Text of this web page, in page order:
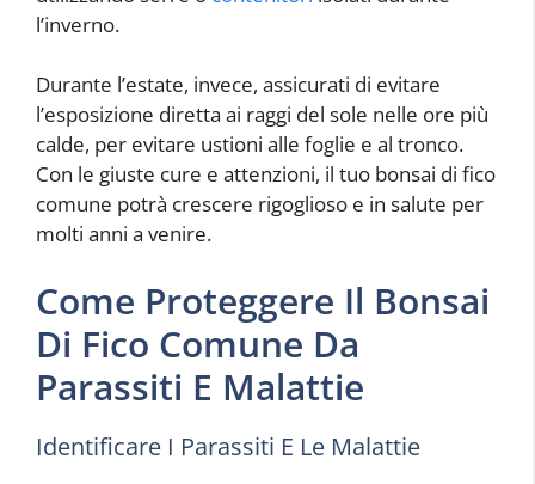
l’inverno.
Durante l’estate, invece, assicurati di evitare
l’esposizione diretta ai raggi del sole nelle ore più
calde, per evitare ustioni alle foglie e al tronco.
Con le giuste cure e attenzioni, il tuo bonsai di fico
comune potrà crescere rigoglioso e in salute per
molti anni a venire.
Come Proteggere Il Bonsai
Di Fico Comune Da
Parassiti E Malattie
Identificare I Parassiti E Le Malattie